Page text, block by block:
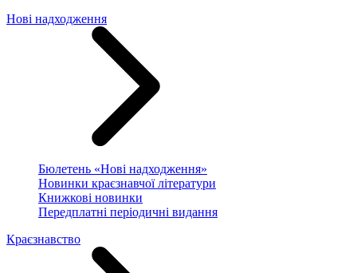
Нові надходження
Бюлетень «Нові надходження»
Новинки краєзнавчої літератури
Книжкові новинки
Передплатні періодичні видання
Краєзнавство